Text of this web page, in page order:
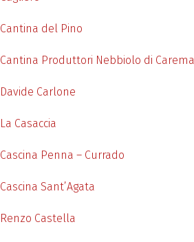
Cantina del Pino
Cantina Produttori Nebbiolo di Carema
Davide Carlone
La Casaccia
Cascina Penna – Currado
Cascina Sant’Agata
Renzo Castella